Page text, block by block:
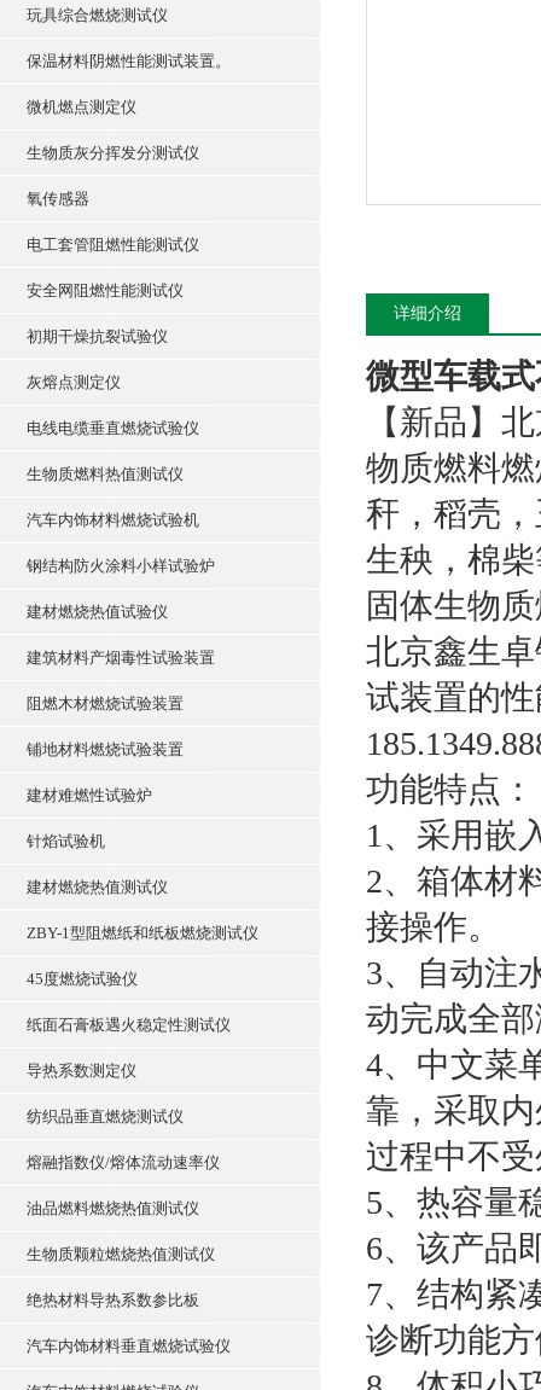
玩具综合燃烧测试仪
保温材料阴燃性能测试装置。
微机燃点测定仪
生物质灰分挥发分测试仪
氧传感器
电工套管阻燃性能测试仪
安全网阻燃性能测试仪
初期干燥抗裂试验仪
灰熔点测定仪
电线电缆垂直燃烧试验仪
生物质燃料热值测试仪
汽车内饰材料燃烧试验机
钢结构防火涂料小样试验炉
建材燃烧热值试验仪
建筑材料产烟毒性试验装置
阻燃木材燃烧试验装置
铺地材料燃烧试验装置
建材难燃性试验炉
针焰试验机
建材燃烧热值测试仪
ZBY-1型阻燃纸和纸板燃烧测试仪
45度燃烧试验仪
纸面石膏板遇火稳定性测试仪
导热系数测定仪
纺织品垂直燃烧测试仪
熔融指数仪/熔体流动速率仪
油品燃料燃烧热值测试仪
生物质颗粒燃烧热值测试仪
绝热材料导热系数参比板
汽车内饰材料垂直燃烧试验仪
详细介绍
微型车载
【新品】
物质燃料
秆，稻壳
生秧，棉
固体生物
北京鑫生
试装置的
功能特点：
1、采用嵌
2、箱体材
接操作。
3、自动注
动完成全
4、中文菜
靠，采取
过程中不
5、热容量
6、该产品
7、结构紧
诊断功能